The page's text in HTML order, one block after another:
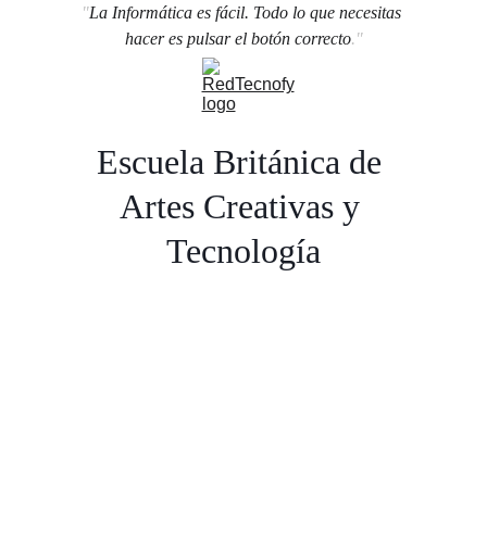
"La Informática es fácil. Todo lo que necesitas
hacer es pulsar el botón correcto."
Escuela Británica de
Artes Creativas y
Tecnología